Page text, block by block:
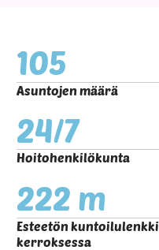
105
Asuntojen määrä
24/7
Hoitohenkilökunta
222 m
Esteetön kuntoilulenkki
kerroksessa